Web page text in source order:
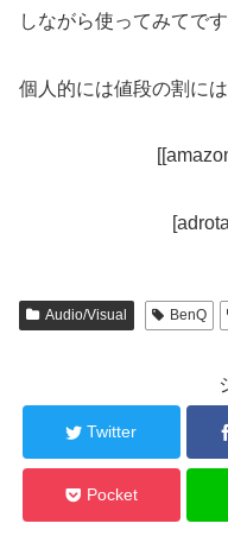
しながら使ってみてです
個人的には値段の割に
Audio/Visual BenQ
Twitter
Pocket